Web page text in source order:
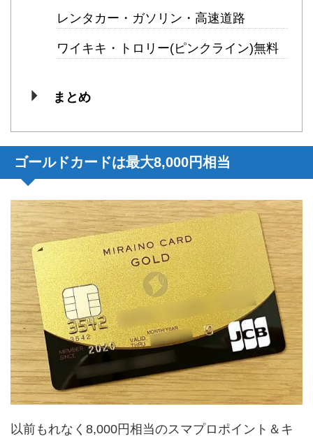
レンタカー・ガソリン・高速道路
ワイキキ・トロリー(ピンクライン)無料
まとめ
ゴールドカードは最大8,000円相当
以前もれなく8,000円相当のスマプロポイント＆キ